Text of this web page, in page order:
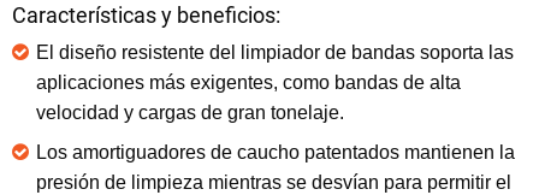
Características y beneficios:
El diseño resistente del limpiador de bandas soporta las
aplicaciones más exigentes, como bandas de alta
velocidad y cargas de gran tonelaje.
Los amortiguadores de caucho patentados mantienen la
presión de limpieza mientras se desvían para permitir el